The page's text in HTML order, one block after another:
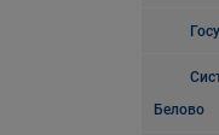
Белово